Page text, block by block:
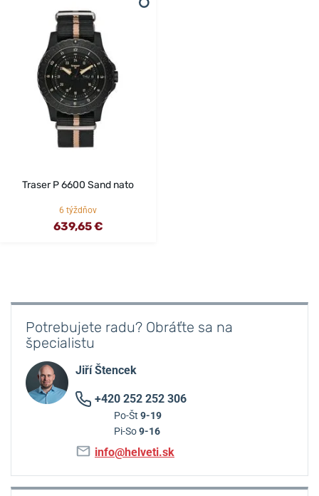
Traser P 6600 Sand nato
6 týždňov
639,65 €
Potrebujete radu? Obráťte sa na
špecialistu
Jiří Štencek
+420 252 252 306
Po-Št 9-19
Pi-So9-16
info@helveti.sk